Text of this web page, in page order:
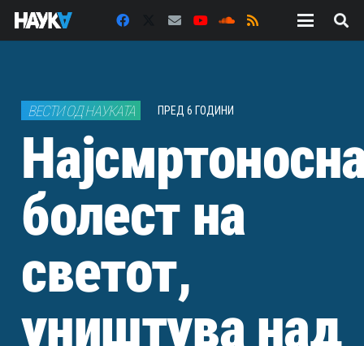
ВЕСТИ ОД НАУКАТА ПРЕД 6 ГОДИНИ
болест на
светот,
уништува над